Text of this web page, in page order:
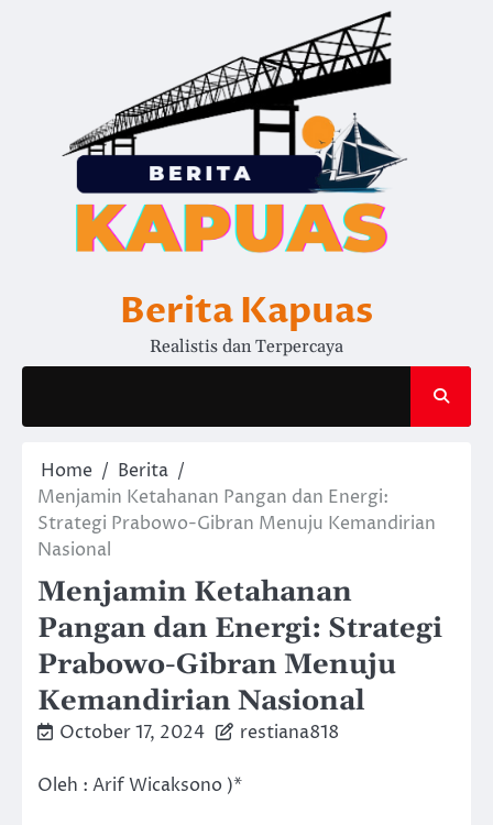
Berita Kapuas
Realistis dan Terpercaya
Home
Berita
Menjamin Ketahanan Pangan dan Energi:
Strategi Prabowo-Gibran Menuju Kemandirian
Nasional
Menjamin Ketahanan
Pangan dan Energi: Strategi
Prabowo-Gibran Menuju
Kemandirian Nasional
October 17, 2024 restiana818
Oleh : Arif Wicaksono )*